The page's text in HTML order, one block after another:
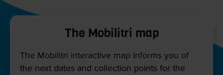
The Mobilitri map
The Mobilitri interactive map informs you of
the next dates and collection points for the